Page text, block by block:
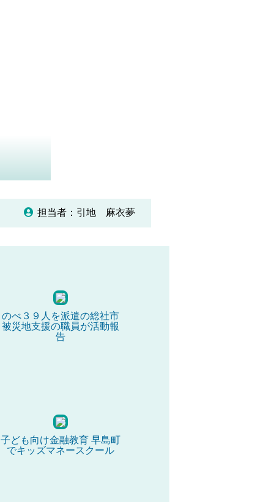
担当者：引地 麻衣夢
のべ３９人を派遣の総社市
被災地支援の職員が活動報
告
子ども向け金融教育 早島町
でキッズマネースクール